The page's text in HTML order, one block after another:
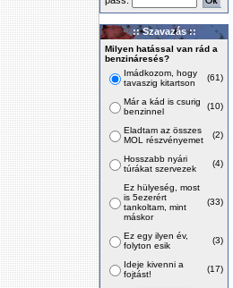
:: Szavazás ::
Milyen hatással van rád a
benzináresés?
Imádkozom, hogy
tavaszig kitartson
(61)
Már a kád is csurig
benzinnel
(10)
Eladtam az összes
MOL részvényemet
(2)
Hosszabb nyári
túrákat szervezek
(4)
Ez hülyeség, most
is 5ezerért
tankoltam, mint
máskor
(33)
Ez egy ilyen év,
folyton esik
(3)
Ideje kivenni a
fojtást!
(17)